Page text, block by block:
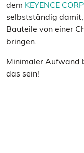
dem KEYENCE
selbstständig
Bauteile von einer
bringen.
Minimaler Aufwand
das sein!